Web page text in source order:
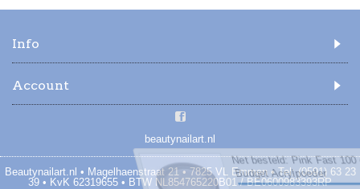
Info
Account
beautynailart.nl
Beautynailart.nl • Magelhaenstraat 21 • 7825 VL Emmen • Tel: (0591) 63 23
39 • KvK 62319655 • BTW NL854765220B01 / BE0600983393RP